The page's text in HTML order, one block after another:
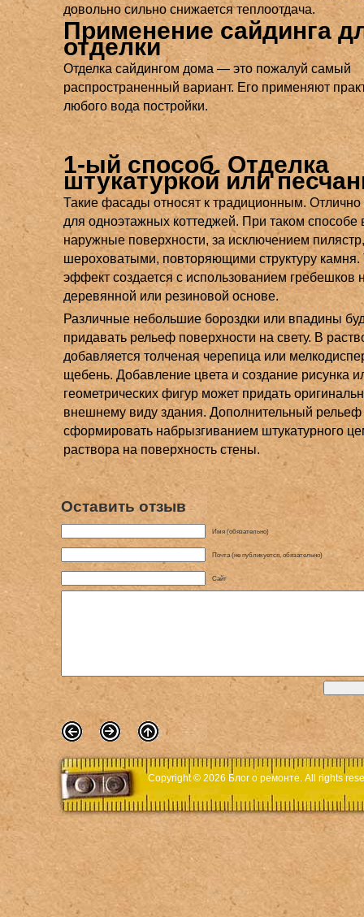
довольно сильно снижается теплоотдача.
Применение сайдинга
отделки
Отделка сайдингом дома — это пожалуй самый
распространенный вариант. Его применяют
любого вода постройки.
1-ый способ. Отделка
штукатуркой или
Такие фасады относят к традиционным. Отлично
для одноэтажных коттеджей. При таком способе
наружные поверхности, за исключением
шероховатыми, повторяющими структуру камня.
эффект создается с использованием гребешков
деревянной или резиновой основе.
Различные небольшие бороздки или впадины
придавать рельеф поверхности на свету. В
добавляется толченая черепица или
щебень. Добавление цвета и создание рисунка
геометрических фигур может придать
внешнему виду здания. Дополнительный
сформировать набрызгиванием штукатурного
раствора на поверхность стены.
Оставить отзыв
Имя (обязательно)
Почта (не публикуется, обязательно)
Сайт
Copyright © 2026 Блог о ремонте. All rights